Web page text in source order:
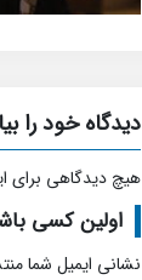
دیدگاه خود را
هیچ دیدگاهی
اولین کسی
نشانی ایمیل شما